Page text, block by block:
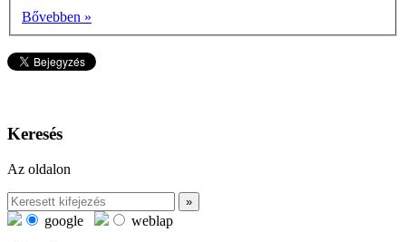
Bővebben »
Keresés
Az oldalon
google
weblap